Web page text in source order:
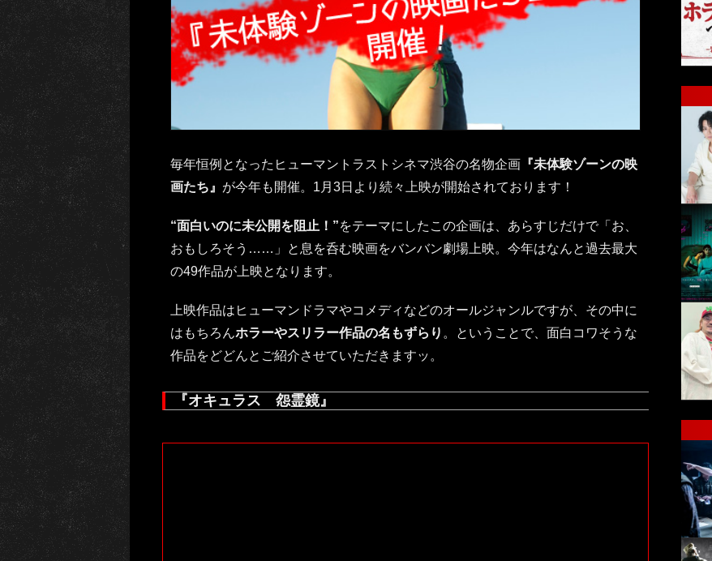
毎年恒例となったヒューマントラストシネマ渋谷の名物企画 『未体験ゾーンの映
画たち』 が今年も開催。1月3日より続々上映が開始されております！
“面白いのに未公開を阻止！”をテーマにしたこの企画は、あらすじだけで「お、
おもしろそう……」と息を呑む映画をバンバン劇場上映。今年はなんと過去最大
の49作品が上映となります。
上映作品はヒューマンドラマやコメディなどのオールジャンルですが、その中に
はもちろんホラーやスリラー作品の名もずらり 。ということで、面白コワそうな
作品をどどんとご紹介させていただきますッ。
『オキュラス 怨霊鏡』